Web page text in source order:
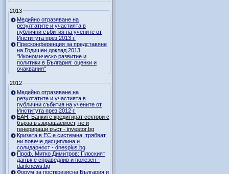
2013
Медийно отразяване на
резултатите и участията в
публични събития на учените от
Института през 2013 г.
Пресконференция за представяне
на Годишен доклад 2013
"Икономическо развитие и
политики в България: оценки и
очаквания"
2012
Медийно отразяване на
резултатите и участията в
публични събития на учените от
Института през 2012 г.
БАН: Банките кредитират сектори с
бърза възвращаемост, не и
генериращи ръст - investor.bg
Кризата в ЕС е системна, трябват
ни повече дисциплина и
солидарност - dnesplus.bg
Проф. Митко Димитров: Плоският
данък е справедлив и полезен -
dariknews.bg
Форум за посткризисна България и